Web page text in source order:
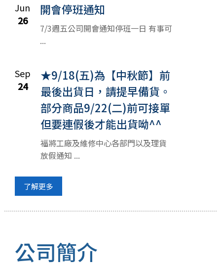
Jun
26
開會停班通知
7/3週五公司開會通知停班一日 有事可
...
Sep
24
★9/18(五)為【中秋節】前
最後出貨日，請提早備貨。
部分商品9/22(二)前可接單
但要連假後才能出貨呦^^
福將工廠及維修中心各部門以及理貨
放假通知 ...
了解更多
公司簡介